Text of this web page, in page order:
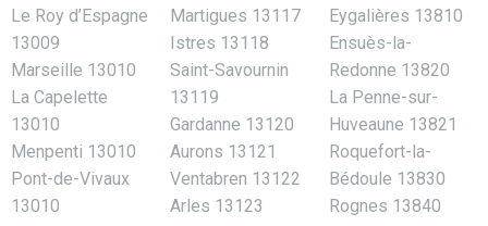
Le Roy d’Espagne
13009
Marseille 13010
La Capelette
13010
Menpenti 13010
Pont-de-Vivaux
13010
Martigues 13117
Istres 13118
Saint-Savournin
13119
Gardanne 13120
Aurons 13121
Ventabren 13122
Arles 13123
Eygalières 13810
Ensuès-la-
Redonne 13820
La Penne-sur-
Huveaune 13821
Roquefort-la-
Bédoule 13830
Rognes 13840